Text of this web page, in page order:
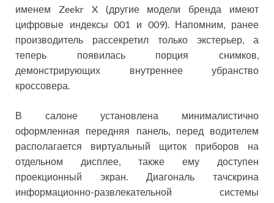
именем Zeekr X (другие модели бренда имеют
цифровые индексы 001 и 009). Напомним, ранее
производитель рассекретил только экстерьер, а
теперь появилась порция снимков,
демонстрирующих внутреннее убранство
кроссовера.
В салоне установлена минималистично
оформленная передняя панель, перед водителем
располагается виртуальный щиток приборов на
отдельном дисплее, также ему доступен
проекционный экран. Диагональ тачскрина
информационно-развлекательной системы